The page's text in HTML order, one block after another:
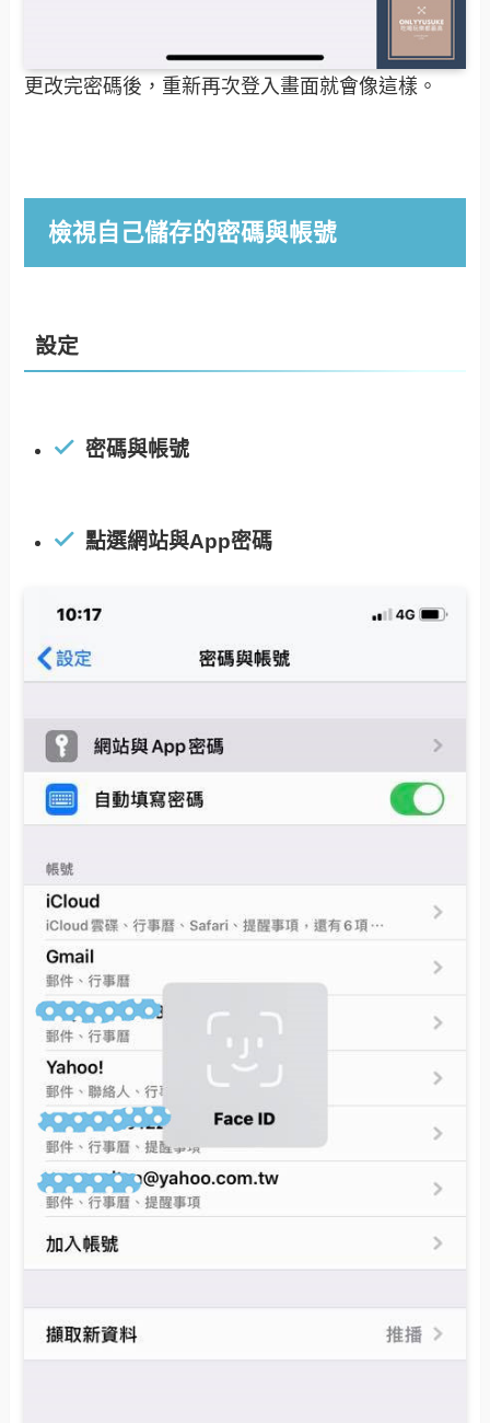
更改完密碼後，重新再次登入畫面就會像這樣。
檢視自己儲存的密碼與帳號
設定
密碼與帳號
點選網站與App密碼